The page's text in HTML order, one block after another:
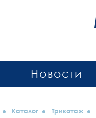
Новости
Каталог Трикотаж